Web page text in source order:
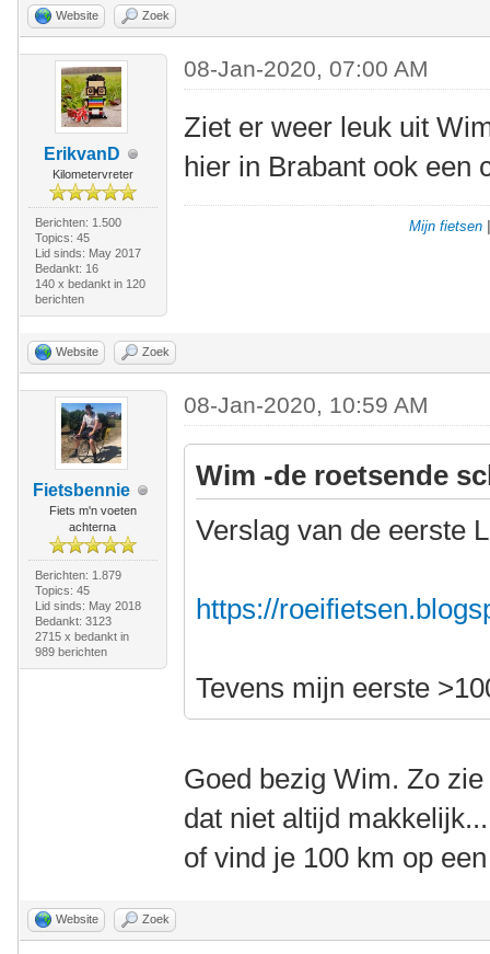
Website Zoek
ErikvanD
Kilometervreter
Berichten: 1.500
Topics: 45
Lid sinds: May 2017
Bedankt: 16
140 x bedankt in 120
berichten
08-Jan-2020, 07:00 AM
Ziet er weer leuk uit
hier in Brabant ook een
Mijn fietsen
Website Zoek
Fietsbennie
Fiets m'n voeten
achterna
Berichten: 1.879
Topics: 45
Lid sinds: May 2018
Bedankt: 3123
2715 x bedankt in
989 berichten
08-Jan-2020, 10:59 AM
Wim -de roetsende
Verslag van de eerste
https://
Tevens mijn eerste
Goed bezig Wim. Zo
dat niet altijd
of vind je 100 km op
Website Zoek